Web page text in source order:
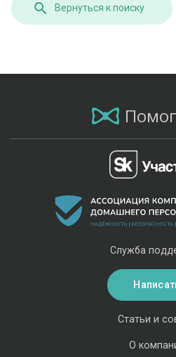
Вернуться к поиску
Статьи и
О
Служба